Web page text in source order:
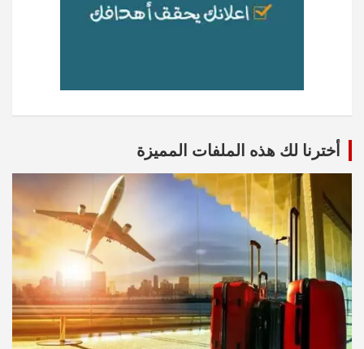
أخترنا لك هذه الملفات المميزة